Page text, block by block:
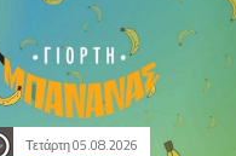
Τετάρτη 05.08.2026